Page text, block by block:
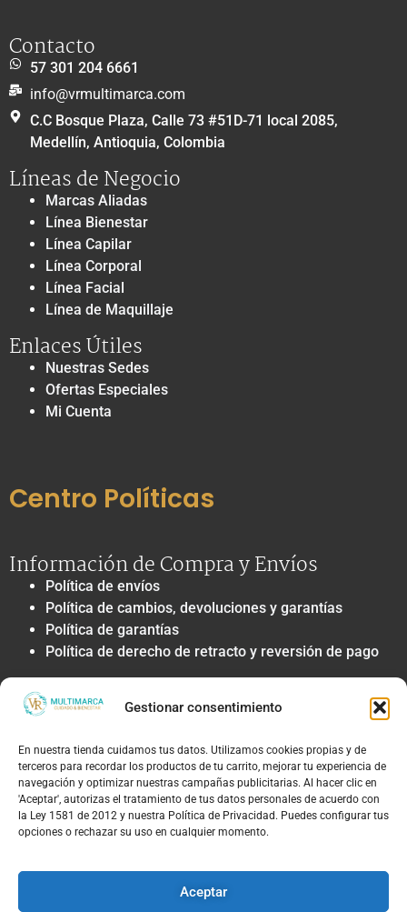
Gestionar consentimiento
En nuestra tienda cuidamos tus datos. Utilizamos cookies propias y de
terceros para recordar los productos de tu carrito, mejorar tu experiencia de
navegación y optimizar nuestras campañas publicitarias. Al hacer clic en
'Aceptar', autorizas el tratamiento de tus datos personales de acuerdo con
la Ley 1581 de 2012 y nuestra Política de Privacidad. Puedes configurar tus
opciones o rechazar su uso en cualquier momento.
Aceptar
Contacto
57 301 204 6661
info@vrmultimarca.com
C.C Bosque Plaza, Calle 73 #51D-71 local 2085,
Medellín, Antioquia, Colombia
Líneas de Negocio
Marcas Aliadas
Línea Bienestar
Línea Capilar
Línea Corporal
Línea Facial
Línea de Maquillaje
Enlaces Útiles
Nuestras Sedes
Ofertas Especiales
Mi Cuenta
Centro Políticas
Información de Compra y Envíos
Política de envíos
Política de cambios, devoluciones y garantías
Política de garantías
Política de derecho de retracto y reversión de pago
Privacidad y Tratamiento de Datos
Política de privacidad y tratamiento de datos
Autorización de contacto, marketing y
comunicaciones comerciales
Política de cookies
Términos Legales y Soporte
Política de PQRS y atención al cliente